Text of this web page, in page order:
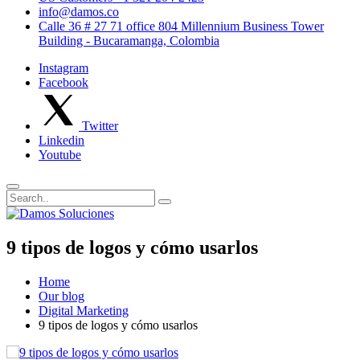
info@damos.co
Calle 36 # 27 71 office 804 Millennium Business Tower
Building - Bucaramanga, Colombia
Instagram
Facebook
Twitter
Linkedin
Youtube
9 tipos de logos y cómo usarlos
Home
Our blog
Digital Marketing
9 tipos de logos y cómo usarlos